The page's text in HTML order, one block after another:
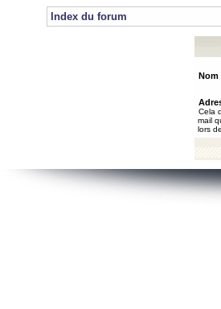
Index du forum
Nom
Cela
mail
lors